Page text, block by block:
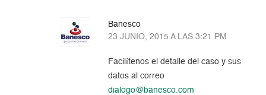
Banesco
23 JUNIO, 2015 A LAS 3:21 PM
Facilítenos el detalle del caso y sus
datos al correo
dialogo@banesco.com